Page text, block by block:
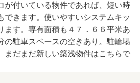
が付いている物件であれば、短い時
できます。使いやすいシステムキッ
ます。専有面積も４７．６６平米あ
の駐車スペースの空きあり。駐輪場
まだまだ新しい築浅物件はこちらで